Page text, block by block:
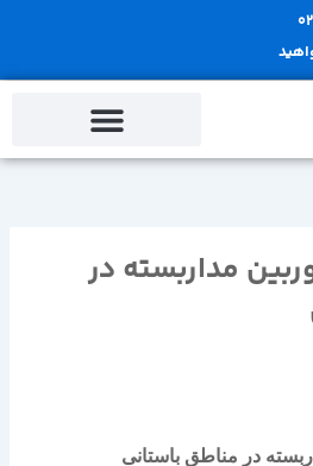
مداربسته در
در مناطق باستانی